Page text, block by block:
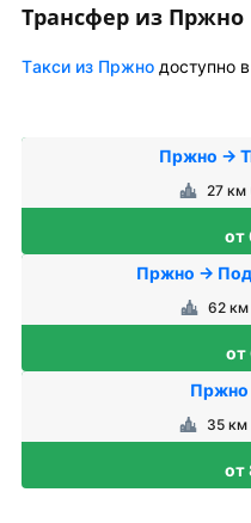
Трансфер из Пржно
Tакси из Пржно доступно
Пржно →
27 км
от
Пржно →
62 км
от
Пржно
35 км
от